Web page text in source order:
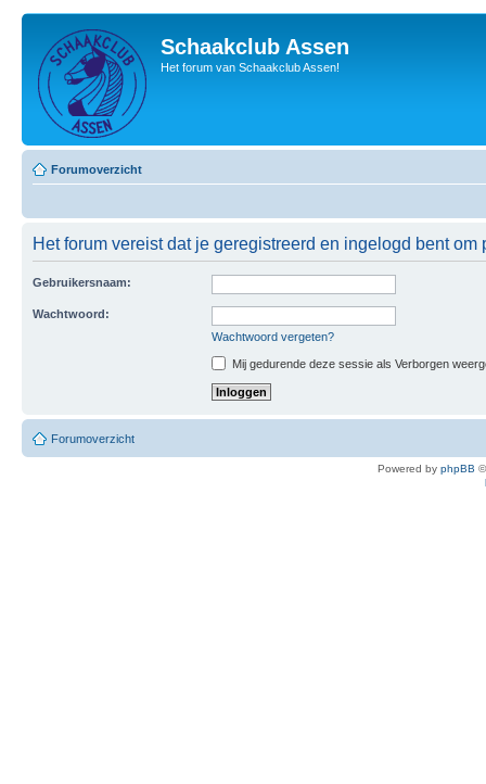
Schaakclub Assen
Het forum van Schaakclub Assen!
Forumoverzicht
Het forum vereist dat je geregistreerd en ingelogd bent om
Gebruikersnaam:
Wachtwoord:
Wachtwoord vergeten?
Mij gedurende deze sessie als Verborgen
Forumoverzicht
Powered by phpBB